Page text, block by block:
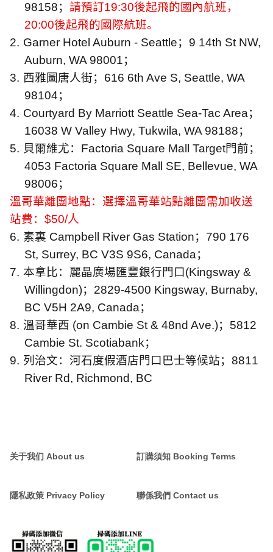
98158； 請預訂19:30後起飛的國內航班，
20:00後起飛的國際航班。
2. Garner Hotel Auburn - Seattle； 9 14th St NW,
Auburn, WA 98001；
3. 西雅圖唐人街； 616 6th Ave S, Seattle, WA
98104；
4. Courtyard By Marriott Seattle Sea-Tac Area；
16038 W Valley Hwy, Tukwila, WA 98188；
5. 貝爾維尤： Factoria Square Mall Target門前；
4053 Factoria Square Mall SE, Bellevue, WA
98006；
溫哥華離團地點：選擇溫哥華站點離團需加收送
站費： $50/人
6. 素裏 Campbell River Gas Station； 790 176
St, Surrey, BC V3S 9S6, Canada；
7. 本拿比：麗晶廣場匯豐銀行門口 (Kingsway &
Willingdon)； 2829-4500 Kingsway, Burnaby,
BC V5H 2A9, Canada；
8. 溫哥華西 (on Cambie St & 48nd Ave.)； 5812
Cambie St. Scotiabank；
9. 列治文：河石度假酒店門口巴士等候站； 8811
River Rd, Richmond, BC
关于我们 About us 訂購須知 Booking Terms
隱私政策 Privacy Policy 聯係我們 Contact us